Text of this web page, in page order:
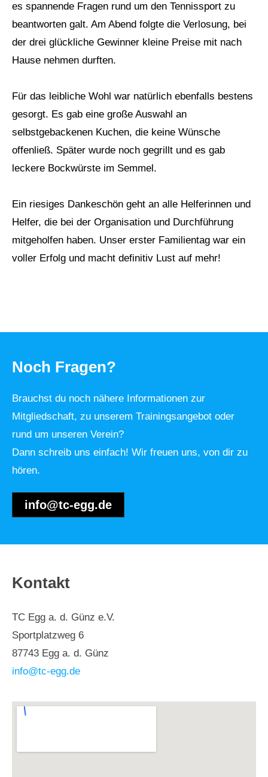
es spannende Fragen rund um den Tennissport zu
beantworten galt. Am Abend folgte die Verlosung, bei
der drei glückliche Gewinner kleine Preise mit nach
Hause nehmen durften.
Für das leibliche Wohl war natürlich ebenfalls bestens
gesorgt. Es gab eine große Auswahl an
selbstgebackenen Kuchen, die keine Wünsche
offenließ. Später wurde noch gegrillt und es gab
leckere Bockwürste im Semmel.
Ein riesiges Dankeschön geht an alle Helferinnen und
Helfer, die bei der Organisation und Durchführung
mitgeholfen haben. Unser erster Familientag war ein
voller Erfolg und macht definitiv Lust auf mehr!
Noch Fragen?
Brauchst du noch nähere Informationen zur
Mitgliedschaft, zu unserem Trainingsangebot oder
rund um unseren Verein?
Dann schreib uns einfach! Wir freuen uns, von dir zu
hören.
info@tc-egg.de
Kontakt
TC Egg a. d. Günz e.V.
Sportplatzweg 6
87743 Egg a. d. Günz
info@tc-egg.de